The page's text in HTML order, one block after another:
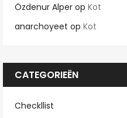
Özdenur Alper op Kot
anarchoyeet op Kot
CATEGORIEËN
Checkllist